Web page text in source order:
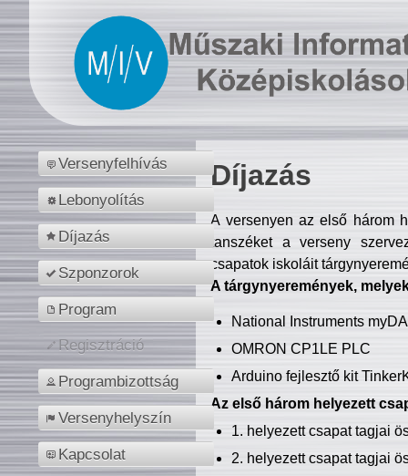
Versenyfelhívás
Lebonyolítás
Díjazás
Szponzorok
Program
Regisztráció
Programbizottság
Versenyhelyszín
Kapcsolat
Díjazás
A versenyen az első három
tanszéket a verseny
csapatok iskoláit
A tárgynyeremények,
National Instruments
OMRON CP1LE PLC
Arduino fejlesztő kit
Az első három helyezett
1. helyezett csapat tagjai
2. helyezett csapat tagjai